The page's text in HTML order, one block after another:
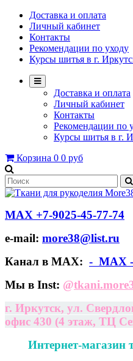
Доставка и оплата
Личный кабинет
Контакты
Рекомендации по уходу
Курсы шитья в г.
Доставка и оплата
Личный кабинет
Контакты
Рекомендации по
Курсы шитья в г.
Корзина 0 0 руб
МАХ +7-9025-45-77-74
e-mail: more38@list.ru
Канал в МАХ: - МАХ -
Мы в Inst: @
г. Иркутск, ул.
офис 430 (4 этаж, ТЦ
Интернет-магазин